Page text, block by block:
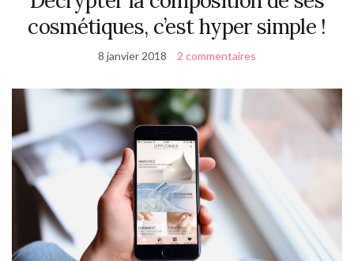
cosmétiques, c’est hyper simple !
8 janvier 2018 2 commentaires